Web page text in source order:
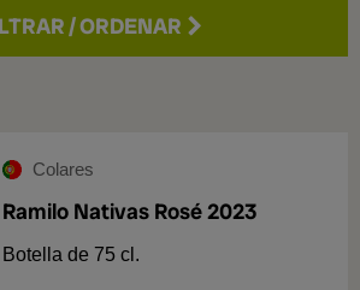
/ORDENAR
Colares
Ramilo Nativas Rosé 2023
Botella de 75 cl.